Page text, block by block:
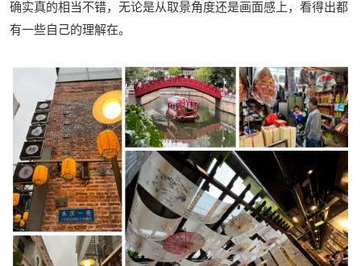
确实真的相当不错，无论是从取景角度还是画面感上，看得出都
有一些自己的理解在。